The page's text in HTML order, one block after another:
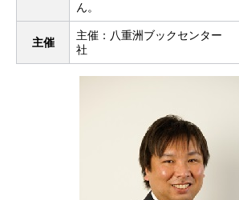
ん。
主催
主催：八重洲ブックセンタ
社